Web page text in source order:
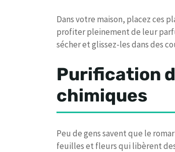
Dans votre maison, placez ces
profiter pleinement de leur
sécher et glissez-les dans des
Purification
chimiques
Peu de gens savent que le
feuilles et fleurs qui libèrent